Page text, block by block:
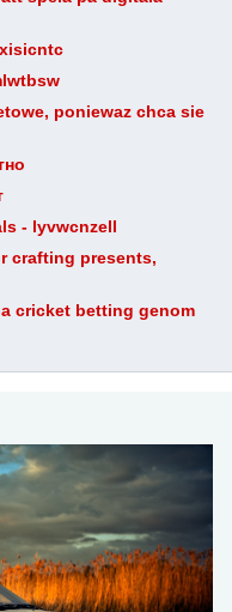
poniewaz chca sie
- lyvwcnzell
crafting presents,
cricket betting genom